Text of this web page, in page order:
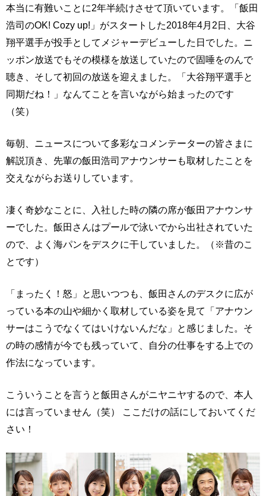
本当に有難いことに2年半続けさせて頂いています。「飯田
浩司のOK! Cozy up!」がスタートした2018年4月2日、大谷
翔平選手が投手としてメジャーデビューした日でした。ニ
ッポン放送でもその模様を放送していたので固唾をのんで
聴き、そして初回の放送を迎えました。「大谷翔平選手と
同期だね！」なんてことを言いながら始まったのです
（笑）
毎朝、ニュースについて多彩なコメンテーターの皆さまに
解説頂き、先輩の飯田浩司アナウンサーも取材したことを
交えながらお送りしています。
凄く奇妙なことに、入社した時の隣の席が飯田アナウンサ
ーでした。飯田さんはプールで泳いでから出社されていた
ので、よく海パンをデスクに干していました。（※昔のこ
とです）
「まったく！怒」と思いつつも、飯田さんのデスクに広が
っている本の山や細かく取材している姿を見て「アナウン
サーはこうでなくてはいけないんだな」と感じました。そ
の時の感情が今でも残っていて、自分の仕事をする上での
作法になっています。
こういうことを言うと飯田さんがニヤニヤするので、本人
には言っていません（笑） ここだけの話にしておいてくだ
さい！